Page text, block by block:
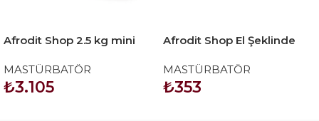
Afrodit Shop 2.5 kg mini
MASTÜRBATÖR
₺3.105
Afrodit Shop El Şeklinde
MASTÜRBATÖR
₺353